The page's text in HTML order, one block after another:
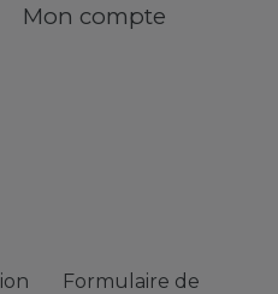
Mon compte
Formulaire de